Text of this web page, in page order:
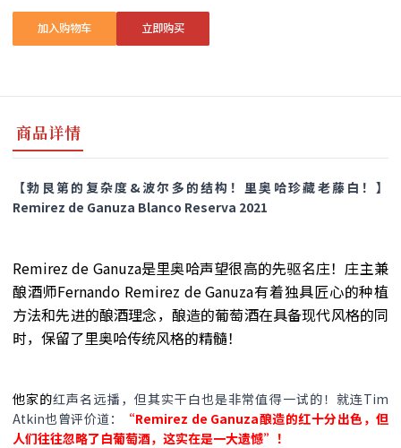
加入购物车 立即购买
商品详情
【勃艮第的复杂度&波尔多的结构！里奥哈珍藏老藤白！】
Remirez de Ganuza Blanco Reserva 2021
Remirez de Ganuza是里奥哈声望很高的先驱名庄！庄主兼
酿酒师Fernando Remirez de Ganuza有着独具匠心的种植
方法和先进的酿酒理念，酿造的葡萄酒在具备现代风格的同
时，保留了里奥哈传统风格的精髓！
他家的红声名远播，但其实干白也是非常值得一试的！就连Tim
Atkin也曾评价道：
“Remirez de Ganuza酿造的红十分出色，但
人们往往忽略了白葡萄酒，这实在是一大遗憾”！